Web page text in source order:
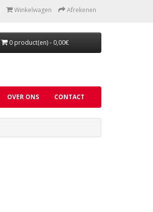
Winkelwagen Afrekenen
0 product(en) - 0,00€
OVER ONS CONTACT